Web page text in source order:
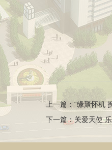
上一篇：“缘聚怀机
下一篇：关爱天使